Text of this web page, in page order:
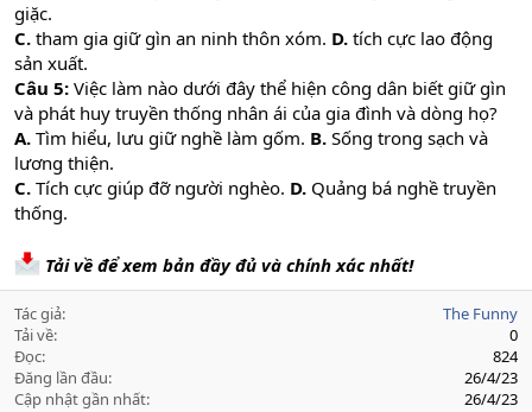
giặc.
C. tham gia giữ gìn an ninh thôn xóm. D. tích cực lao động
sản xuất.
Câu 5: Việc làm nào dưới đây thể hiện công dân biết giữ gìn
và phát huy truyền thống nhân ái của gia đình và dòng họ?
A. Tìm hiểu, lưu giữ nghề làm gốm. B. Sống trong sạch và
lương thiện.
C. Tích cực giúp đỡ người nghèo. D. Quảng bá nghề truyền
thống.
Tải về để xem bản đầy đủ và chính xác nhất!
Tác giả
The Funny
Tải về
0
Đọc
824
Đăng lần đầu
26/4/23
Cập nhật gần nhất
26/4/23